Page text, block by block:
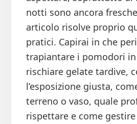
notti sono ancora
articolo risolve proprio
pratici. Capirai in che
trapiantare i pomodori
rischiare gelate tardive,
l’esposizione giusta,
terreno o vaso, quale
rispettare e come gestire